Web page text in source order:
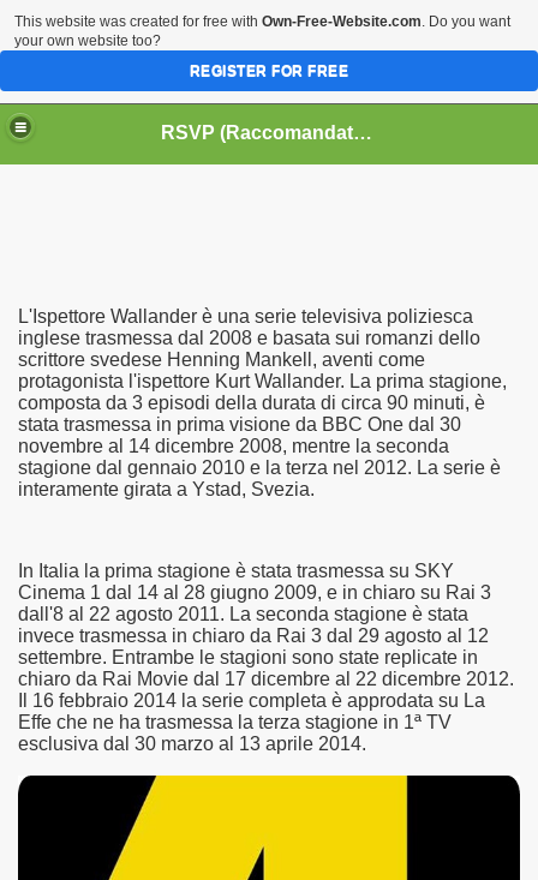
HOME BIOGRAFIE
CINEMA
DATABASE LIBRI
LIBRI
MUSICA
RSVP (Raccomandati Se Vi Piacciono)
L'Ispettore Wallander è una serie televisiva poliziesca
inglese trasmessa dal 2008 e basata sui romanzi dello
scrittore svedese Henning Mankell, aventi come
protagonista l'ispettore Kurt Wallander. La prima stagione,
composta da 3 episodi della durata di circa 90 minuti, è
stata trasmessa in prima visione da BBC One dal 30
novembre al 14 dicembre 2008, mentre la seconda
stagione dal gennaio 2010 e la terza nel 2012. La serie è
interamente girata a Ystad, Svezia.
In Italia la prima stagione è stata trasmessa su SKY
Cinema 1 dal 14 al 28 giugno 2009, e in chiaro su Rai 3
dall'8 al 22 agosto 2011. La seconda stagione è stata
invece trasmessa in chiaro da Rai 3 dal 29 agosto al 12
settembre. Entrambe le stagioni sono state replicate in
chiaro da Rai Movie dal 17 dicembre al 22 dicembre 2012.
Il 16 febbraio 2014 la serie completa è approdata su La
Effe che ne ha trasmessa la terza stagione in 1ª TV
esclusiva dal 30 marzo al 13 aprile 2014.
edizione del Premio Strega.
non piu esordiente, bensi ampiamente radicato nel
l'esordio enigmatico e avvincente di Marcello
Se Ti Piacciono nel mese di Aprile 2013.
di quella che dovrebbe essere la quadrilogia di Carlos
lingue, le sue opere hanno conquistato milioni di
This website was created for free with Own-Free-Website.com. Do you want
your own website too?
REGISTER FOR FREE